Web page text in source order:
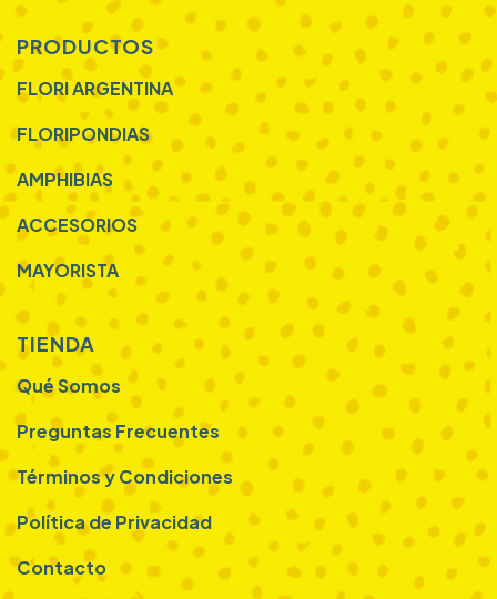
PRODUCTOS
FLORI ARGENTINA
FLORIPONDIAS
AMPHIBIAS
ACCESORIOS
MAYORISTA
TIENDA
Qué Somos
Preguntas Frecuentes
Términos y Condiciones
Política de Privacidad
Contacto